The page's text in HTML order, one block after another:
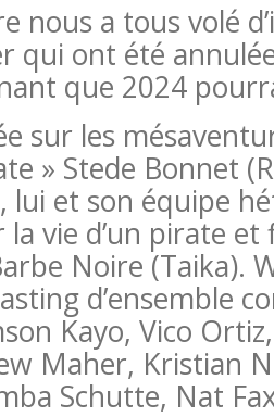
nous a tous volé
qui ont été
que 2024
sur les
» Stede Bonnet
lui et son équipe
la vie d’un pirate
Noire (Taika).
d’ensemble
Kayo, Vico
Maher, Kristian
Schutte, Nat